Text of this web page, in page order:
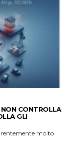
CONTROLLA
GLI
molto